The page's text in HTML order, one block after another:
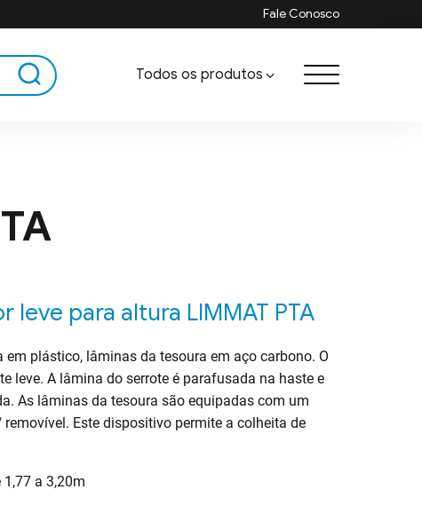
Fale Conosco
Todos os produtos
Martelo para Trincha
Linha Gourmet
leve para altura LIMMAT PTA
plástico, lâminas da tesoura em aço carbono. O
leve. A lâmina do serrote é parafusada na haste e
As lâminas da tesoura são equipadas com um
removível. Este dispositivo permite a colheita de
a 3,20m